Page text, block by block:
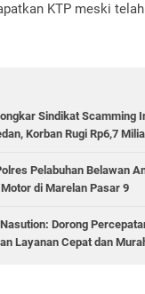
KTP meski
Sindikat Scamming
Korban Rugi Rp6,7
Pelabuhan Belawan
di Marelan Pasar 9
Dorong
Layanan Cepat dan